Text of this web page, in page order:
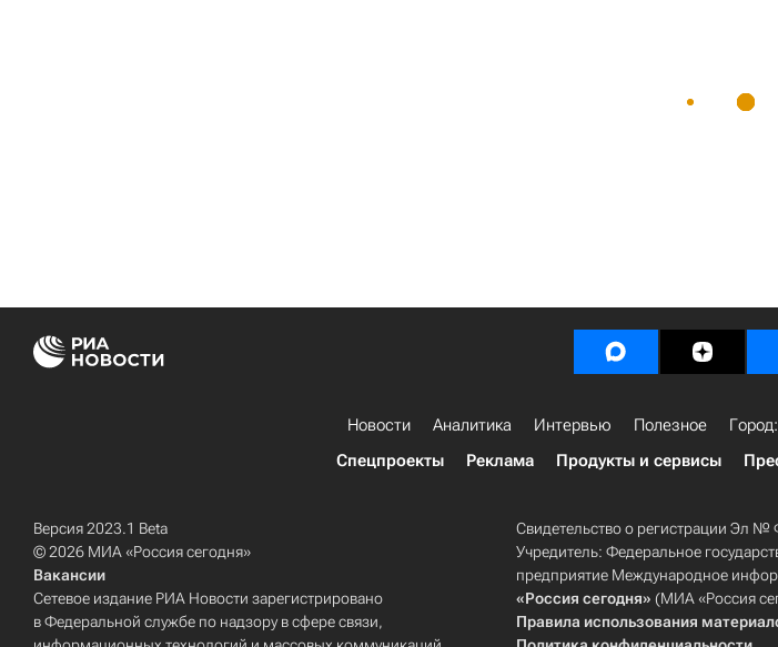
Новости Аналитика Интервью Полезное
Спецпроекты
Реклама Продукты и сервисы
Версия 2023.1 Beta
© 2026 МИА «Россия сегодня»
Вакансии
Сетевое издание РИА Новости зарегистрировано
в Федеральной службе по надзору в сфере связи,
Свидетельство о регистрации Эл
Учредитель: Федеральное
предприятие Международное
«Россия сегодня» (МИА «Россия
Правила использования